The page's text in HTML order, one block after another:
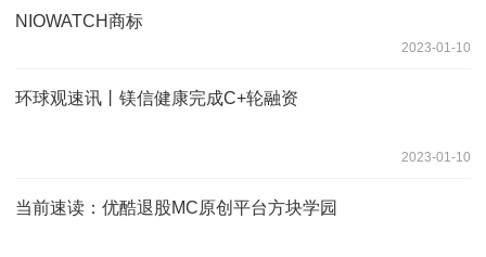
NIOWATCH商标
2023-01-10
环球观速讯丨镁信健康完成C+轮融资
2023-01-10
当前速读：优酷退股MC原创平台方块学园